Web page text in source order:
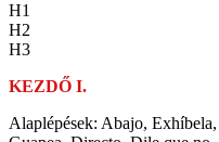
H1
H2
H3
KEZDŐ I.
Alaplépések: Abajo,